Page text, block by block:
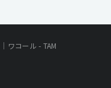
ワコール - TAM